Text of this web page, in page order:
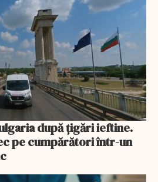
după țigări ieftine.
pe cumpărători într-un